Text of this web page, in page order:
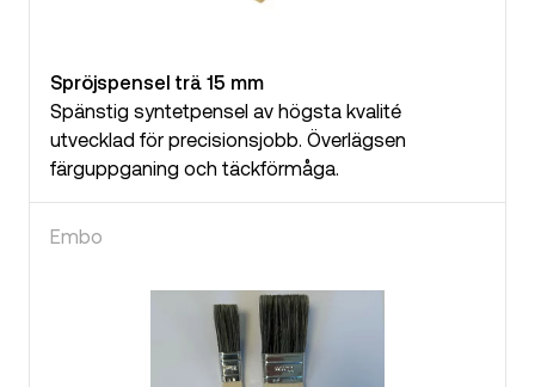
Spröjspensel trä 15 mm
Spänstig syntetpensel av högsta kvalité
utvecklad för precisionsjobb. Överlägsen
färguppganing och täckförmåga.
Embo